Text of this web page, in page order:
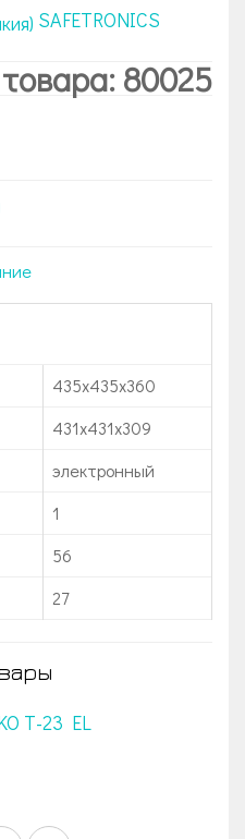
SAFETRONICS
80025
435x435x360
431х431х309
электронный
1
56
27